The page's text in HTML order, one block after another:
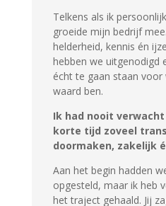
Telkens als ik
groeide mijn bedrijf
helderheid, kennis én
hebben we uitgenodigd
écht te gaan staan voor
waard ben.
Ik had nooit
korte tijd zoveel
doormaken, zakelijk
Aan het begin hadden
opgesteld, maar ik heb
het traject gehaald. Jij